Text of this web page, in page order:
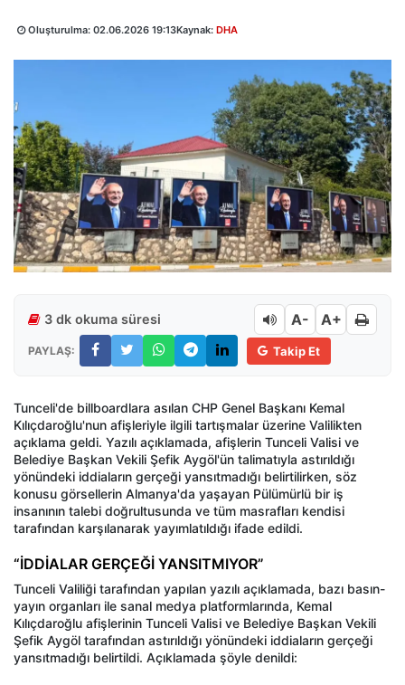
Oluşturulma: 02.06.2026 19:13Kaynak: DHA
3 dk okuma süresi A- A+
PAYLAŞ: Takip Et
Tunceli'de billboardlara asılan CHP Genel Başkanı Kemal
Kılıçdaroğlu'nun afişleriyle ilgili tartışmalar üzerine Valilikten
açıklama geldi. Yazılı açıklamada, afişlerin Tunceli Valisi ve
Belediye Başkan Vekili Şefik Aygöl'ün talimatıyla astırıldığı
yönündeki iddiaların gerçeği yansıtmadığı belirtilirken, söz
konusu görsellerin Almanya'da yaşayan Pülümürlü bir iş
insanının talebi doğrultusunda ve tüm masrafları kendisi
tarafından karşılanarak yayımlatıldığı ifade edildi.
“İDDİALAR GERÇEĞİ YANSITMIYOR”
Tunceli Valiliği tarafından yapılan yazılı açıklamada, bazı basın-
yayın organları ile sanal medya platformlarında, Kemal
Kılıçdaroğlu afişlerinin Tunceli Valisi ve Belediye Başkan Vekili
Şefik Aygöl tarafından astırıldığı yönündeki iddiaların gerçeği
yansıtmadığı belirtildi. Açıklamada şöyle denildi: